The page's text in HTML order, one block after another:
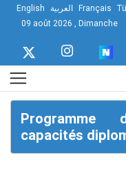
English العربية Français
09 août 2026 , Dimanche
Programme
capacités